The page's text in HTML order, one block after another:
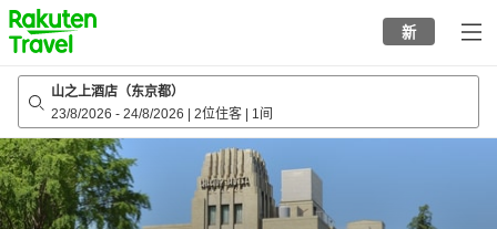
to
top
page
新
山之上酒店（东京都）
23/8/2026 - 24/8/2026 2位住客 1间